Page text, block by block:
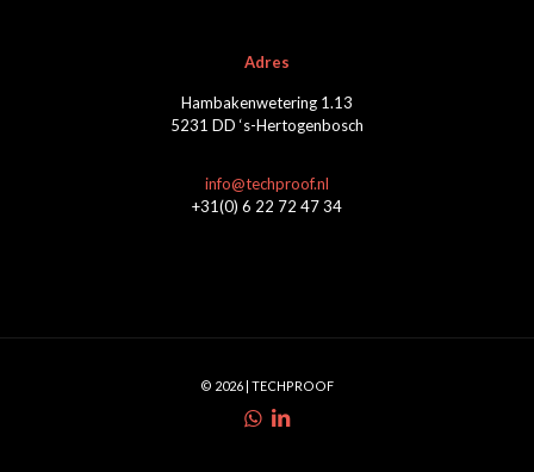
Adres
Hambakenwetering 1.13
5231 DD ‘s-Hertogenbosch
info@techproof.nl
+31(0) 6 22 72 47 34
© 2026 | TECHPROOF